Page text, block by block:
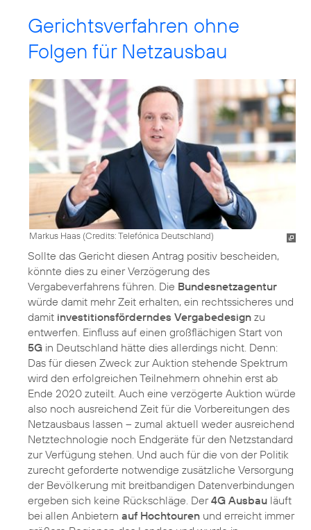
Gerichtsverfahren ohne
Folgen für Netzausbau
Markus Haas (Credits: Telefónica Deutschland)
Sollte das Gericht diesen Antrag positiv bescheiden,
könnte dies zu einer Verzögerung des
Vergabeverfahrens führen. Die Bundesnetzagentur
würde damit mehr Zeit erhalten, ein rechtssicheres und
damit investitionsförderndes Vergabedesign zu
entwerfen. Einfluss auf einen großflächigen Start von
5G in Deutschland hätte dies allerdings nicht. Denn:
Das für diesen Zweck zur Auktion stehende Spektrum
wird den erfolgreichen Teilnehmern ohnehin erst ab
Ende 2020 zuteilt. Auch eine verzögerte Auktion würde
also noch ausreichend Zeit für die Vorbereitungen des
Netzausbaus lassen – zumal aktuell weder ausreichend
Netztechnologie noch Endgeräte für den Netzstandard
zur Verfügung stehen. Und auch für die von der Politik
zurecht geforderte notwendige zusätzliche Versorgung
der Bevölkerung mit breitbandigen Datenverbindungen
ergeben sich keine Rückschläge. Der4G Ausbau läuft
bei allen Anbietern auf Hochtouren und erreicht immer